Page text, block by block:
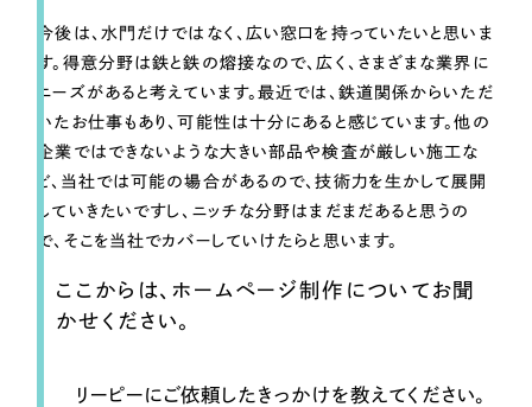
今後は、水門だけではなく、広い窓口を持っていたいと思いま
す。得意分野は鉄と鉄の熔接なので、広く、さまざまな業界に
ニーズがあると考えています。最近では、鉄道関係からいただ
いたお仕事もあり、可能性は十分にあると感じています。他の
企業ではできないような大きい部品や検査が厳しい施工な
ど、当社では可能の場合があるので、技術力を生かして展開
していきたいですし、ニッチな分野はまだまだあると思うの
で、そこを当社でカバーしていけたらと思います。
ここからは、ホームページ制作についてお聞
かせください。
リーピーにご依頼したきっかけを教えてください。